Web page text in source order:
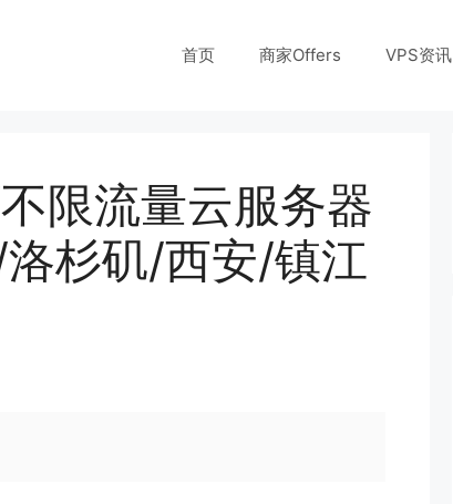
首页 商家Offers VPS资讯
限流量云服务器
杉矶/西安/镇江